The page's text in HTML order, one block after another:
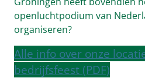
openluchtpodium van
organiseren?
Alle info over onze
bedrijfsfeest (PDF)